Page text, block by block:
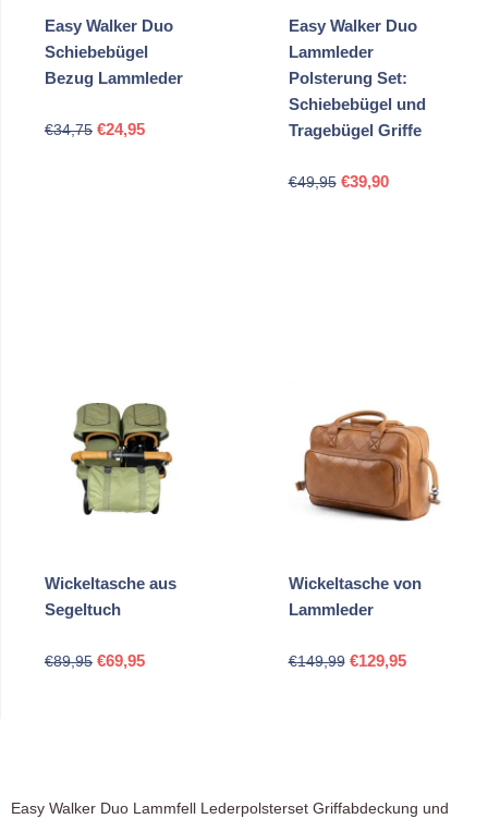
Easy Walker Duo
Schiebebügel
Bezug Lammleder
€34,75 Ursprünglicher
€24,95Aktueller
Easy Walker Duo
Lammleder
Polsterung Set:
Schiebebügel und
Tragebügel Griffe
€49,95 Ursprünglicher
€39,90Aktueller
Wickeltasche aus
Segeltuch
€89,95 Ursprünglicher
€69,95Aktueller
Wickeltasche von
Lammleder
€149,99 Ursprünglicher
€129,95Aktueller
Easy Walker Duo Lammfell Lederpolsterset Griffabdeckung und